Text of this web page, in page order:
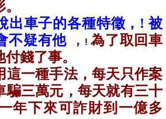
出車子的各種特徵， !被
不疑有他， !為了取回車
錢了事。
這一種手法，每天只作案
騙三萬元，每天就有三十
年下來可詐財到一億多